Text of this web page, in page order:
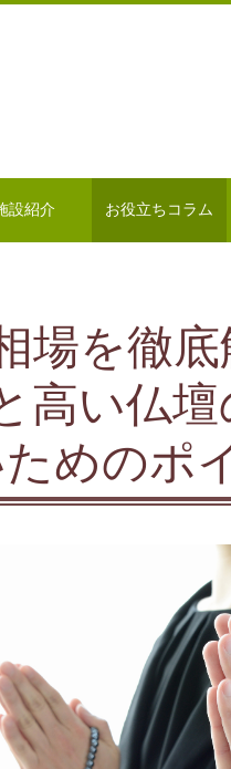
設紹介 お役立ちコラム
場を徹
高い仏
めのポ